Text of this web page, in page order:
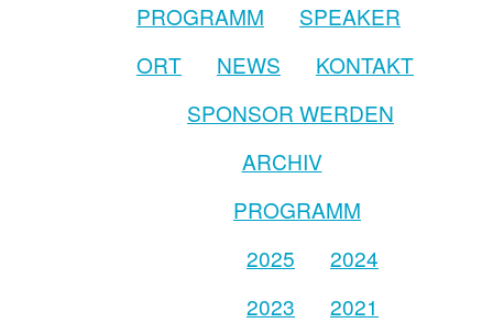
PROGRAMM
SPEAKER
ORT
NEWS
KONTAKT
SPONSOR WERDEN
ARCHIV
PROGRAMM
2025
2024
2023
2021